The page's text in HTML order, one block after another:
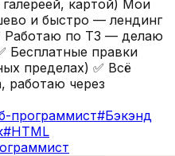
картой) Мои
и быстро — лендинг
Работаю по ТЗ — делаю
Бесплатные правки
пределах) ✅ Всё
работаю через
программист#Бэкэнд
#HTML